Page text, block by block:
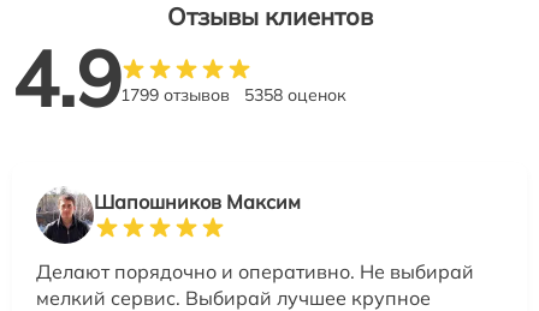
Отзывы клиентов
4.91799 отзывов 5358 оценок
Шапошников Максим
Делают порядочно и оперативно. Не выбирай
мелкий сервис. Выбирай лучшее крупное